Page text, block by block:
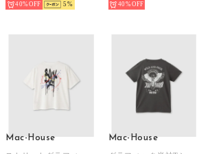
40% 5 40%
Mac-House Mac-House